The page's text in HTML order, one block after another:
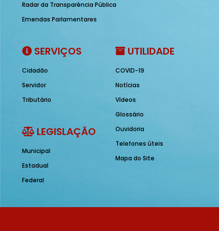
Radar da Transparência Pública
Emendas Parlamentares
SERVIÇOS
Cidadão
Servidor
Tributário
LEGISLAÇÃO
Municipal
Estadual
Federal
UTILIDADE
COVID-19
Notícias
Vídeos
Glossário
Ouvidoria
Telefones úteis
Mapa do Site